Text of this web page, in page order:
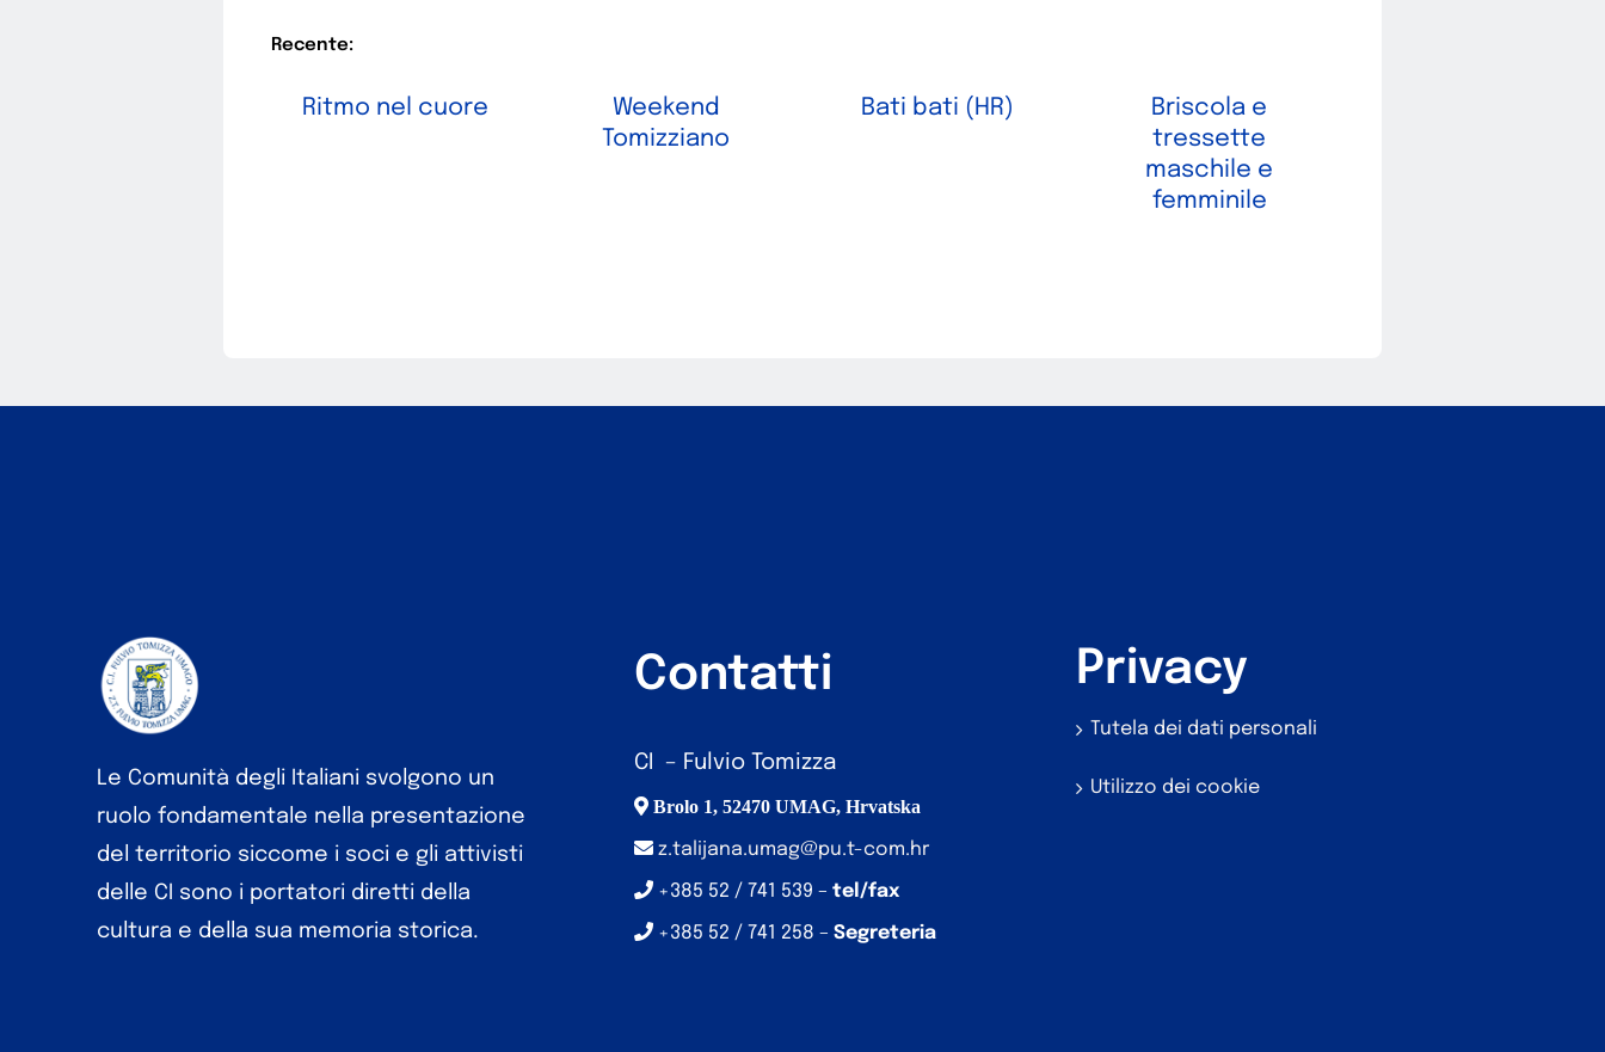
Recente:
Ritmo nel cuore
Weekend
Tomizziano
Bati bati (HR)
Briscola e
tressette
maschile e
femminile
Le Comunità degli Italiani svolgono un
ruolo fondamentale nella presentazione
del territorio siccome i soci e gli attivisti
delle CI sono i portatori diretti della
cultura e della sua memoria storica.
Contatti
CI – Fulvio Tomizza
Brolo 1, 52470 UMAG, Hrvatska
z.talijana.umag@pu.t-com.hr
+385 52 / 741 539 – tel/fax
+385 52 / 741 258 – Segreteria
Privacy
Tutela dei dati personali
Utilizzo dei cookie